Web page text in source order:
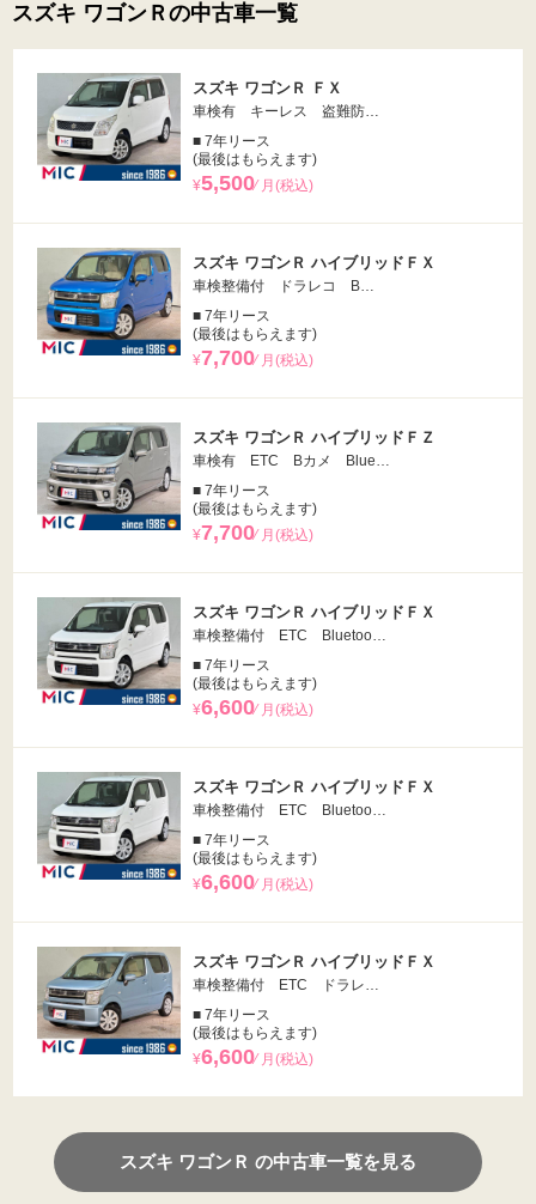
スズキ ワゴンＲの中古車一覧
スズキ ワゴンＲ ＦＸ
車検有 キーレス 盗難防…
■ 7年リース
(最後はもらえます)
¥5,500⁄ 月(税込)
スズキ ワゴンＲ ハイブリッドＦＸ
車検整備付 ドラレコ B…
■ 7年リース
(最後はもらえます)
¥7,700⁄ 月(税込)
スズキ ワゴンＲ ハイブリッドＦＺ
車検有 ETC Bカメ Blue…
■ 7年リース
(最後はもらえます)
¥7,700⁄ 月(税込)
スズキ ワゴンＲ ハイブリッドＦＸ
車検整備付 ETC Bluetoo…
■ 7年リース
(最後はもらえます)
¥6,600⁄ 月(税込)
スズキ ワゴンＲ ハイブリッドＦＸ
車検整備付 ETC Bluetoo…
■ 7年リース
(最後はもらえます)
¥6,600⁄ 月(税込)
スズキ ワゴンＲ ハイブリッドＦＸ
車検整備付 ETC ドラレ…
■ 7年リース
(最後はもらえます)
¥6,600⁄ 月(税込)
スズキ ワゴンＲ の中古車一覧を見る